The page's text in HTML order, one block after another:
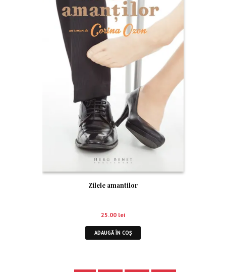
Zilele amantilor
25.00 lei
ADAUGĂ ÎN COȘ